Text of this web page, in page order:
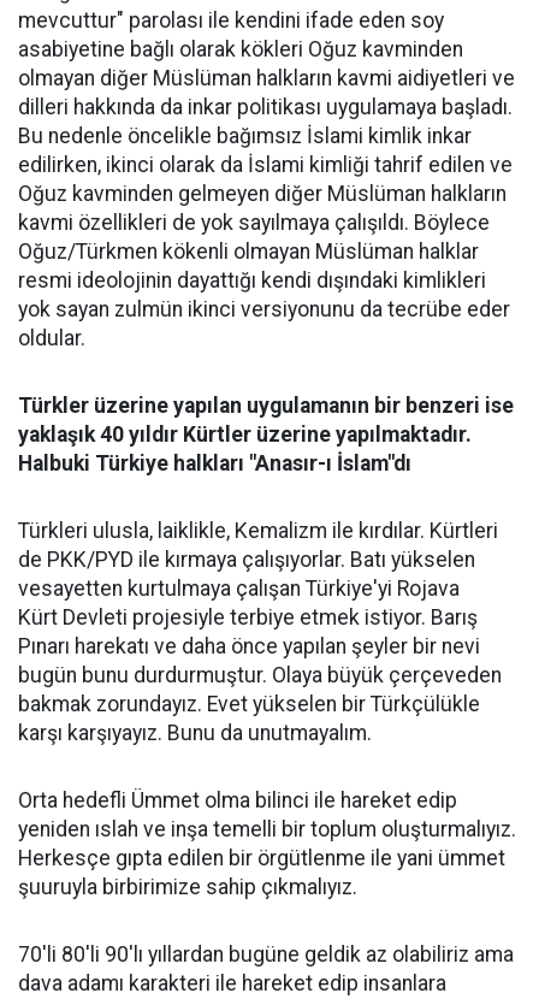
mevcuttur" parolası ile kendini ifade eden soy
asabiyetine bağlı olarak kökleri Oğuz kavminden
olmayan diğer Müslüman halkların kavmi aidiyetleri ve
dilleri hakkında da inkar politikası uygulamaya başladı.
Bu nedenle öncelikle bağımsız İslami kimlik inkar
edilirken, ikinci olarak da İslami kimliği tahrif edilen ve
Oğuz kavminden gelmeyen diğer Müslüman halkların
kavmi özellikleri de yok sayılmaya çalışıldı. Böylece
Oğuz/Türkmen kökenli olmayan Müslüman halklar
resmi ideolojinin dayattığı kendi dışındaki kimlikleri
yok sayan zulmün ikinci versiyonunu da tecrübe eder
oldular.
Türkler üzerine yapılan uygulamanın bir benzeri ise
yaklaşık 40 yıldır Kürtler üzerine yapılmaktadır.
Halbuki Türkiye halkları "Anasır-ı İslam"dı
Türkleri ulusla, laiklikle, Kemalizm ile kırdılar. Kürtleri
de PKK/PYD ile kırmaya çalışıyorlar. Batı yükselen
vesayetten kurtulmaya çalışan Türkiye'yi Rojava
Kürt Devleti projesiyle terbiye etmek istiyor. Barış
Pınarı harekatı ve daha önce yapılan şeyler bir nevi
bugün bunu durdurmuştur. Olaya büyük çerçeveden
bakmak zorundayız. Evet yükselen bir Türkçülükle
karşı karşıyayız. Bunu da unutmayalım.
Orta hedefli Ümmet olma bilinci ile hareket edip
yeniden ıslah ve inşa temelli bir toplum oluşturmalıyız.
Herkesçe gıpta edilen bir örgütlenme ile yani ümmet
şuuruyla birbirimize sahip çıkmalıyız.
70'li 80'li 90'lı yıllardan bugüne geldik az olabiliriz ama
dava adamı karakteri ile hareket edip insanlara